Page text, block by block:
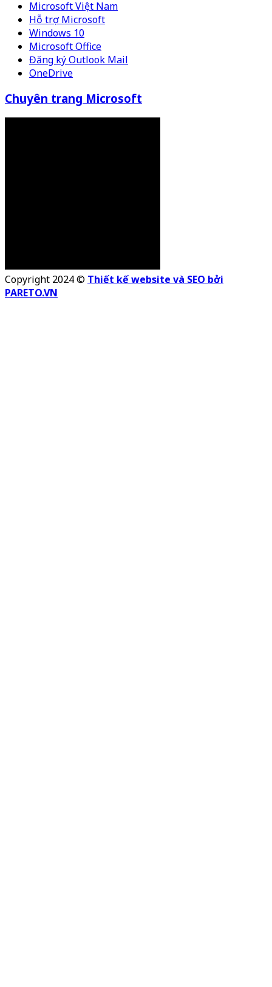
Microsoft Việt Nam
Hỗ trợ Microsoft
Windows 10
Microsoft Office
Đăng ký Outlook Mail
OneDrive
Chuyên trang Microsoft
Copyright 2024 © Thiết kế website và SEO bởi
PARETO.VN